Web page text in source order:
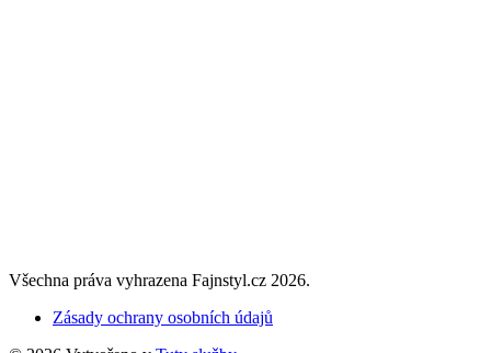
Všechna práva vyhrazena Fajnstyl.cz 2026.
Zásady ochrany osobních údajů